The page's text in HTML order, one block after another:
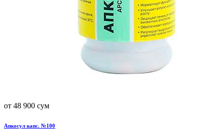
от 48 900 сум
Апкосул капс. №100